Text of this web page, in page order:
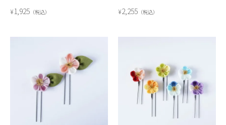
¥1,925 税込 ¥2,255 税込